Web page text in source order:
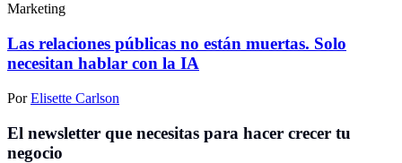
Marketing
Las relaciones públicas no están muertas. Solo
necesitan hablar con la IA
PorElisette Carlson
El newsletter que necesitas para hacer crecer tu
negocio